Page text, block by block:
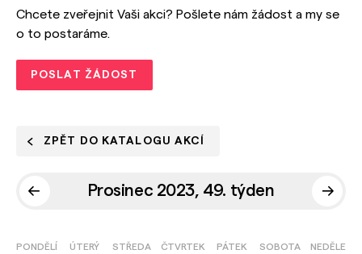
Chcete zveřejnit Vaši akci? Pošlete nám žádost a my se
o to postaráme.
POSLAT ŽÁDOST
ZPĚT DO KATALOGU AKCÍ
Prosinec 2023, 49. týden
PONDĚLÍ ÚTERÝ STŘEDA ČTVRTEK PÁTEK SOBOTA NEDĚLE